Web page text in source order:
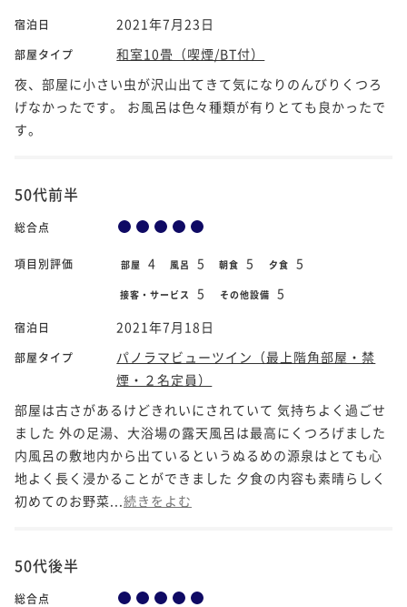
宿泊日 2021年7月23日
部屋タイプ
和室10畳（喫煙/BT付）
夜、部屋に小さい虫が沢山出てきて気になりのんびりくつろ
げなかったです。 お風呂は色々種類が有りとても良かったで
す。
50代前半
総合点
項目別評価 部屋 4 風呂 5 朝食 5 夕食 5
接客・サービス 5 その他設備 5
宿泊日 2021年7月18日
部屋タイプ
パノラマビューツイン（最上階角部屋・禁
煙・２名定員）
部屋は古さがあるけどきれいにされていて 気持ちよく過ごせ
ました 外の足湯、大浴場の露天風呂は最高にくつろげました
内風呂の敷地内から出ているというぬるめの源泉はとても心
地よく長く浸かることができました 夕食の内容も素晴らしく
初めてのお野菜... 続きをよむ
50代後半
総合点